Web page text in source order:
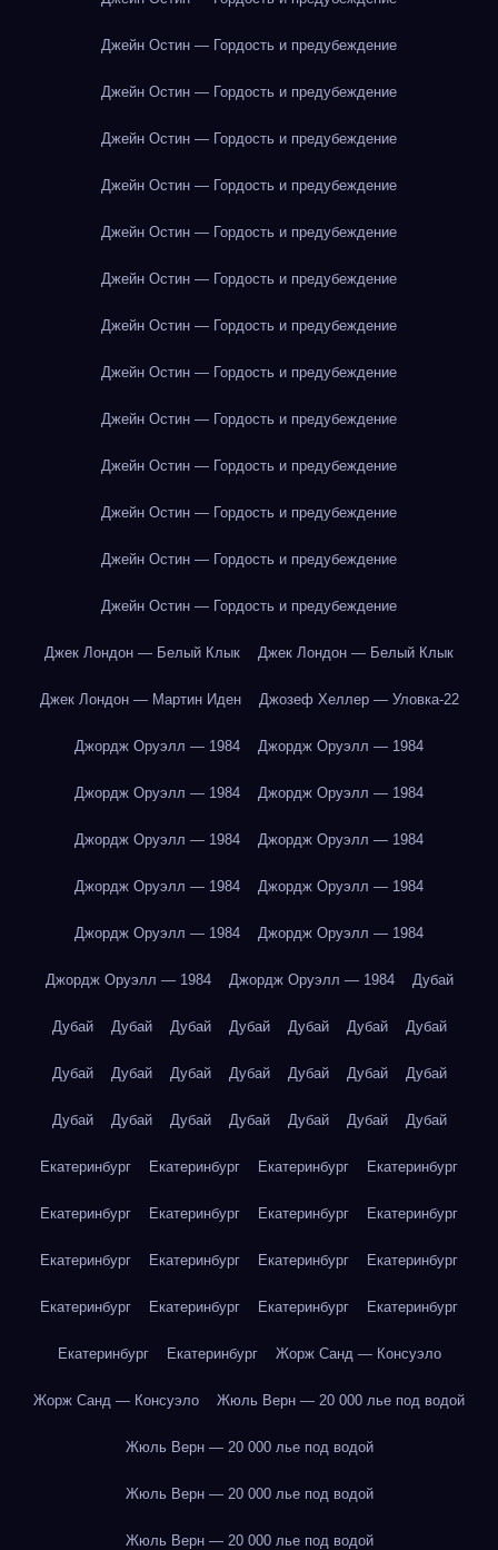
Джейн Остин — Гордость и предубеждение
Джейн Остин — Гордость и предубеждение
Джейн Остин — Гордость и предубеждение
Джейн Остин — Гордость и предубеждение
Джейн Остин — Гордость и предубеждение
Джейн Остин — Гордость и предубеждение
Джейн Остин — Гордость и предубеждение
Джейн Остин — Гордость и предубеждение
Джейн Остин — Гордость и предубеждение
Джейн Остин — Гордость и предубеждение
Джейн Остин — Гордость и предубеждение
Джейн Остин — Гордость и предубеждение
Джейн Остин — Гордость и предубеждение
Джек Лондон — Белый Клык Джек Лондон — Белый Клык
Джек Лондон — Мартин Иден Джозеф Хеллер — Уловка-22
Джордж Оруэлл — 1984 Джордж Оруэлл — 1984
Джордж Оруэлл — 1984 Джордж Оруэлл — 1984
Джордж Оруэлл — 1984 Джордж Оруэлл — 1984
Джордж Оруэлл — 1984 Джордж Оруэлл — 1984
Джордж Оруэлл — 1984 Джордж Оруэлл — 1984
Джордж Оруэлл — 1984 Джордж Оруэлл — 1984 Дубай
Дубай Дубай Дубай Дубай Дубай Дубай Дубай
Дубай Дубай Дубай Дубай Дубай Дубай Дубай
Дубай Дубай Дубай Дубай Дубай Дубай Дубай
Екатеринбург Екатеринбург Екатеринбург Екатеринбург
Екатеринбург Екатеринбург Екатеринбург Екатеринбург
Екатеринбург Екатеринбург Екатеринбург Екатеринбург
Екатеринбург Екатеринбург Екатеринбург Екатеринбург
Екатеринбург Екатеринбург Жорж Санд — Консуэло
Жорж Санд — Консуэло Жюль Верн — 20 000 лье под водой
Жюль Верн — 20 000 лье под водой
Жюль Верн — 20 000 лье под водой
Жюль Верн — 20 000 лье под водой